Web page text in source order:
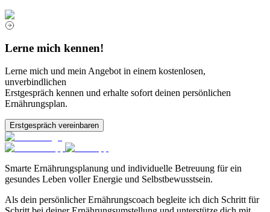
Lerne mich kennen!
Lerne mich und mein Angebot in einem kostenlosen,
unverbindlichen
Erstgespräch kennen und erhalte sofort deinen persönlichen
Ernährungsplan.
Erstgespräch vereinbaren
Smarte Ernährungsplanung und individuelle Betreuung für ein
gesundes Leben voller Energie und Selbstbewusstsein.
Als dein persönlicher Ernährungscoach begleite ich dich Schritt für